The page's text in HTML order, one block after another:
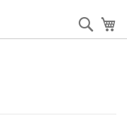
Zoek